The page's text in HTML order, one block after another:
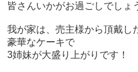
皆さんいかがお過ごしでしょ
我が家は、売主様から頂戴し
豪華なケーキで
3姉妹が大盛り上がりです！